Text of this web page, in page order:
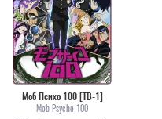
Моб Психо 100 [ТВ-1]
Mob Psycho 100